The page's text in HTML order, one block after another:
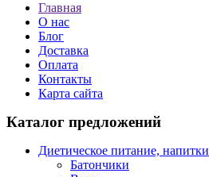
Главная
О нас
Блог
Доставка
Оплата
Контакты
Карта сайта
Каталог предложений
Диетическое питание, напитки
Батончики